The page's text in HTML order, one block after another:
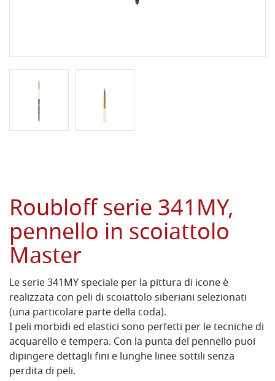
Roubloff serie 341MY,
pennello in scoiattolo
Master
Le serie 341MY speciale per la pittura di icone è
realizzata con peli di scoiattolo siberiani selezionati
(una particolare parte della coda).
I peli morbidi ed elastici sono perfetti per le tecniche di
acquarello e tempera. Con la punta del pennello puoi
dipingere dettagli fini e lunghe linee sottili senza
perdita di peli.